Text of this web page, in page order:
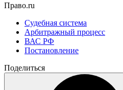
Право.ru
Судебная система
Арбитражный процесс
ВАС РФ
Постановление
Поделиться